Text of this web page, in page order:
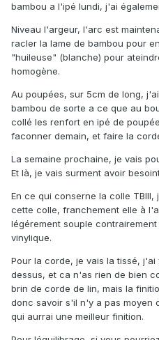
bambou a l'ipé lundi, j'ai
Niveau l'argeur, l'arc est
racler la lame de bambou pour
"huileuse" (blanche) pour
homogène.
Au poupées, sur 5cm de long,
bambou de sorte a ce que au
collé les renfort en ipé de
faconner demain, et faire la
La semaine prochaine, je vais
Et là, je vais surment avoir
En ce qui conserne la colle
cette colle, franchement elle à
légérement souple
vinylique.
Pour la corde, je vais la tissé,
dessus, et ca n'as rien de bien
brin de corde de lin, mais la
donc savoir s'il n'y a pas moyen
qui aurrai une meilleur finition.